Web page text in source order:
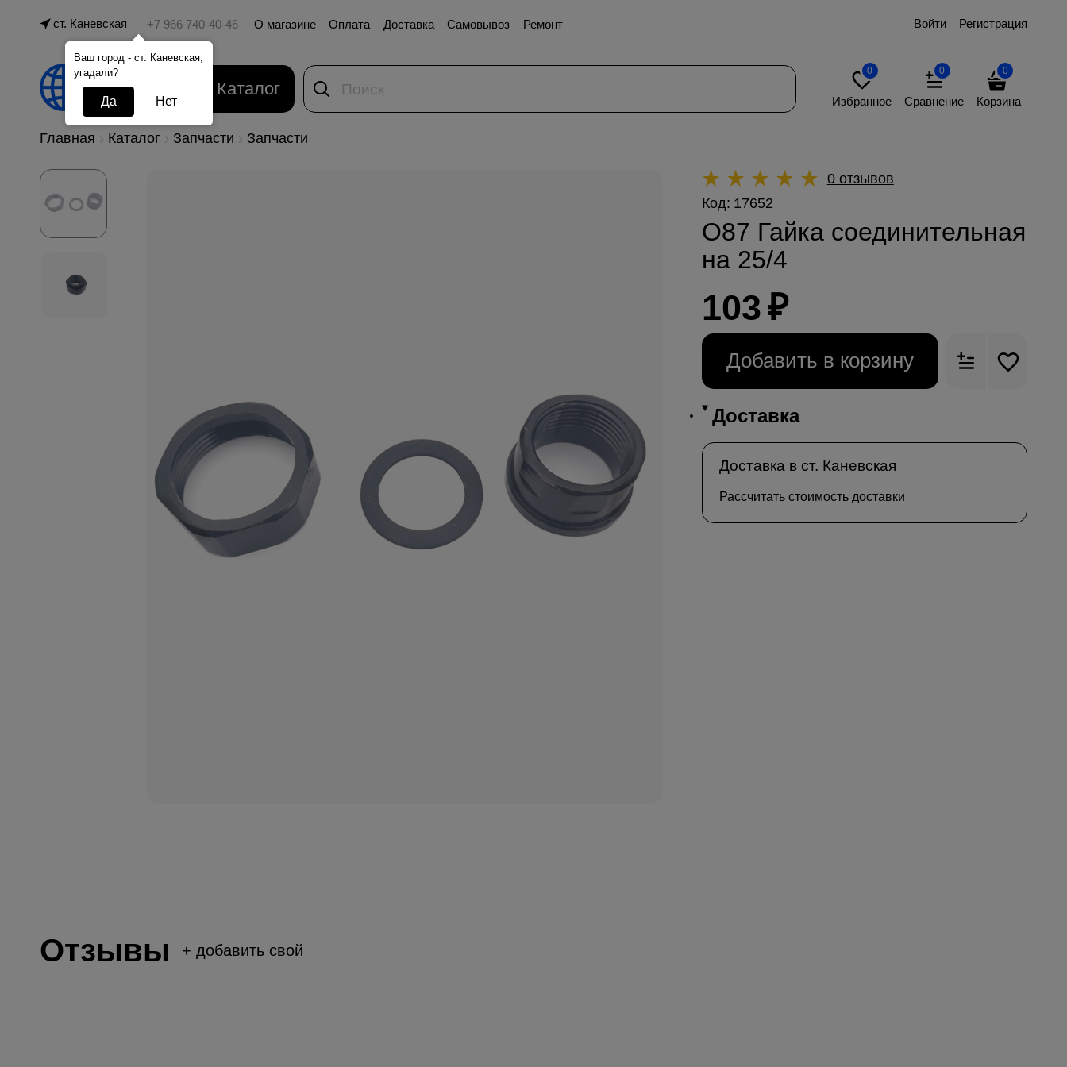
ст. Каневская О магазине Оплата Доставка Самовывоз Ремонт Войти Регистрация
Каталог
0
Избранное
0
Сравнение
0
Корзина
Главная Каталог Запчасти Запчасти
0 отзывов
Код: 17652
О87 Гайка соединительная
на 25/4
103₽
Добавить в корзину
Доставка
Доставка в ст. Каневская
Рассчитать стоимость доставки
Отзывы + добавить свой
Ваш город - ст. Каневская,
угадали?
Да Нет